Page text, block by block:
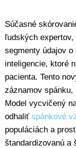
Súčasné
ľudských
segmenty údajov o
inteligencie, ktoré
pacienta. Tento
záznamov
Model vycvičený
odhaliť spánkové
populáciách a
štandardizovanú a